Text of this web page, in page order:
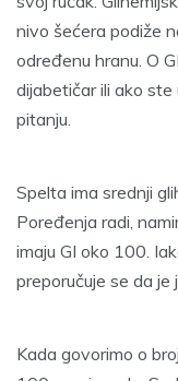
nivo šećera podiže
određenu hranu. O
dijabetičar ili ako ste
pitanju.
Spelta ima srednji
Poređenja radi,
imaju GI oko 100.
preporučuje se da
Kada govorimo o